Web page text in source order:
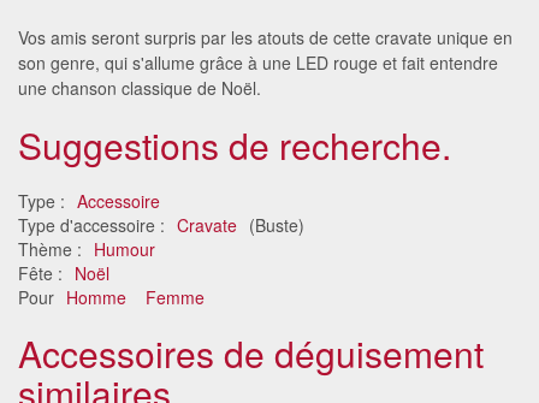
Vos amis seront surpris par les atouts de cette cravate unique en
son genre, qui s'allume grâce à une LED rouge et fait entendre
une chanson classique de Noël.
Suggestions de recherche.
Type : Accessoire
Type d'accessoire : Cravate (Buste)
Thème : Humour
Fête : Noël
Pour Homme Femme
Accessoires de déguisement
similaires